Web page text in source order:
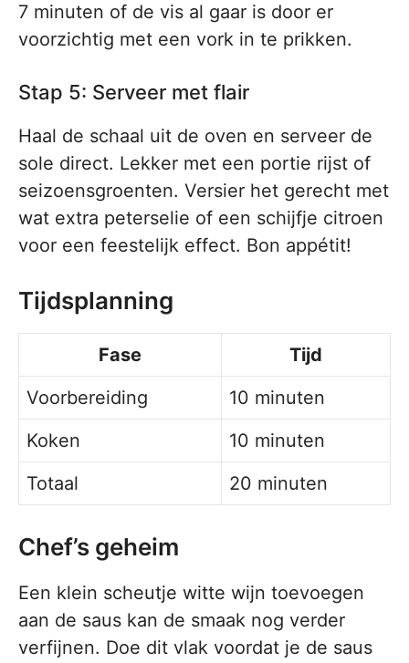
7 minuten of de vis al gaar is door er
voorzichtig met een vork in te prikken.
Stap 5: Serveer met flair
Haal de schaal uit de oven en serveer de
sole direct. Lekker met een portie rijst of
seizoensgroenten. Versier het gerecht met
wat extra peterselie of een schijfje citroen
voor een feestelijk effect. Bon appétit!
Tijdsplanning
Fase
Tijd
Voorbereiding
10 minuten
Koken
10 minuten
Totaal
20 minuten
Chef’s geheim
Een klein scheutje witte wijn toevoegen
aan de saus kan de smaak nog verder
verfijnen. Doe dit vlak voordat je de saus